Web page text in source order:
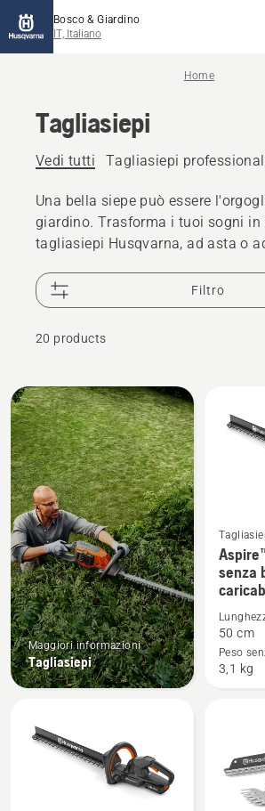
Bosco & Giardino
IT, Italiano
Home
Tagliasiepi
Vedi tutti Tagliasiepi
Una bella siepe può essere
giardino. Trasforma i tuoi sogni in
tagliasiepi Husqvarna, ad asta o
esigenze. I tagliasiepi Husqvarna
della combinazione di ergonomia
design robusto e massima
ottenere sempre un taglio
scoppio? Abbiamo la soluzione
tuo.
Filtro
20 products
Tutti
i
prodotti
Maggiori informazioni
Tagliasiepi
Vedi
maggiori
dettagli
su
Aspire™
H50-
P4A
senza
50 cm
Peso
3,1 kg